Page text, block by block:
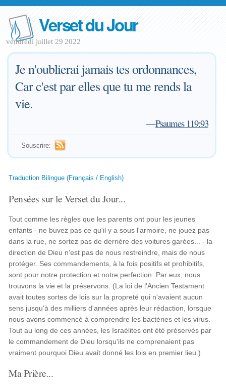
Verset du Jour
vendredi juillet 29 2022
Je n'oublierai jamais tes ordonnances,
Car c'est par elles que tu me rends la
vie.
—Psaumes 119:93
Souscrire:
Traduction Bilingue (Français / English)
Pensées sur le Verset du Jour...
Tout comme les règles que les parents ont pour les jeunes
enfants - ne buvez pas ce qu'il y a sous l'armoire, ne jouez pas
dans la rue, ne sortez pas de derrière des voitures garées... - la
direction de Dieu n'est pas de nous restreindre, mais de nous
protéger. Ses commandements, à la fois positifs et prohibitifs,
sont pour notre protection et notre perfection. Par eux, nous
trouvons la vie et la préservons. (La loi de l'Ancien Testament
avait toutes sortes de lois sur la propreté qui n'avaient aucun
sens jusqu'à des milliers d'années après leur rédaction, lorsque
nous avons commencé à comprendre les bactéries et les virus.
Tout au long de ces années, les Israélites ont été préservés par
le commandement de Dieu lorsqu'ils ne comprenaient pas
vraiment pourquoi Dieu avait donné les lois en premier lieu.)
Ma Prière...